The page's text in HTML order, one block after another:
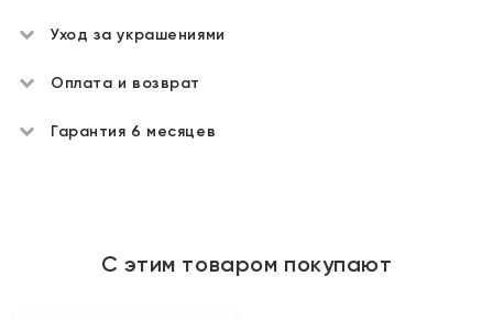
Уход за украшениями
Оплата и возврат
Гарантия 6 месяцев
С этим товаром покупают